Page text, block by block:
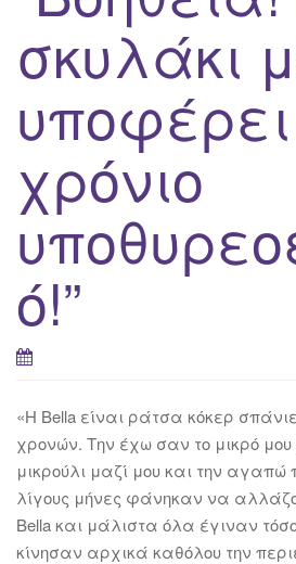
σκυλάκι
χρόνιο
ό!”
«Η Bella είναι ράτσα κόκερ
χρονών. Την έχω σαν το μικρό
μικρούλι μαζί μου και την
λίγους μήνες φάνηκαν να
Bella και μάλιστα όλα έγιναν
κίνησαν αρχικά καθόλου την